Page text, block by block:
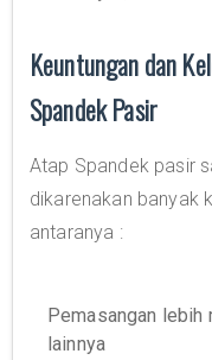
Keuntungan dan
Spandek Pasir
Atap Spandek pasir
dikarenakan banyak
antaranya :
Pemasangan lebih
lainnya